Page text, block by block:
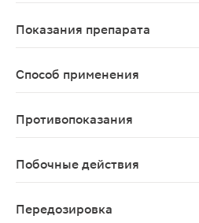
Показания препарата
Способ применения
Противопоказания
Побочные действия
Передозировка